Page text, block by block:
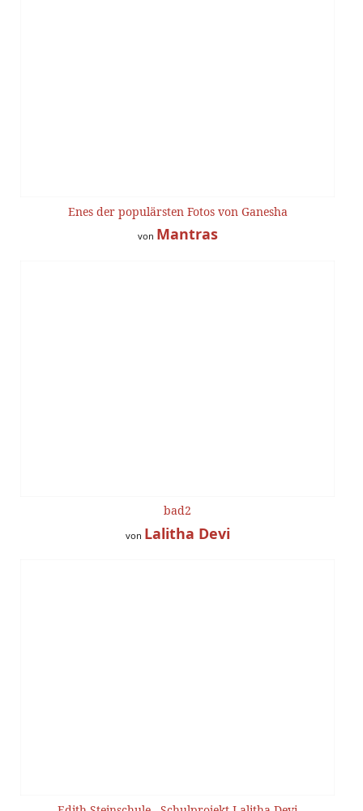
Enes der populärsten Fotos von Ganesha
von Mantras
bad2
von Lalitha Devi